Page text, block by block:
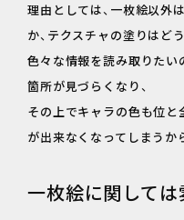
理由としては、一枚絵以外
か、テクスチャの塗りはど
色々な情報を読み取りたい
箇所が見づらくなり、
その上でキャラの色も位
が出来なくなってしまうか
一枚絵に関して